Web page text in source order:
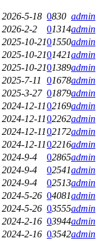
2026-5-18 0830 admin
2026-2-2 01314admin
2025-10-2101550admin
2025-10-2101421admin
2025-10-2101389admin
2025-7-11 01678admin
2025-3-27 01879admin
2024-12-1102169admin
2024-12-1102262admin
2024-12-1102172admin
2024-12-1102216admin
2024-9-4 02865admin
2024-9-4 02541admin
2024-9-4 02513admin
2024-5-26 04081admin
2024-5-26 03555admin
2024-2-16 03944admin
2024-2-16 03542admin